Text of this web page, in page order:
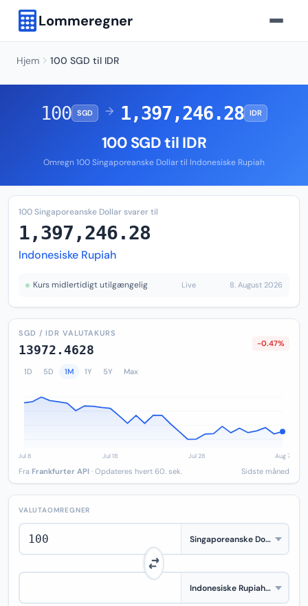
Lommeregner
Hjem 100 SGD til IDR
100 SGD → 1,397,246.28 IDR
100 SGD til IDR
Omregn 100 Singaporeanske Dollar til Indonesiske Rupiah
100 Singaporeanske Dollar svarer til
1,397,246.28
Indonesiske Rupiah
Kurs midlertidigt utilgængelig Live 8. August 2026
SGD / IDR VALUTAKURS
13972.4628 -0.47%
1D 5D 1M 1Y 5Y Max
Fra Frankfurter API · Opdateres hvert 60. sek. Sidste måned
VALUTAOMREGNER